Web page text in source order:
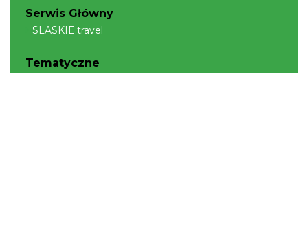
Serwis Główny
SLASKIE.travel
Tematyczne